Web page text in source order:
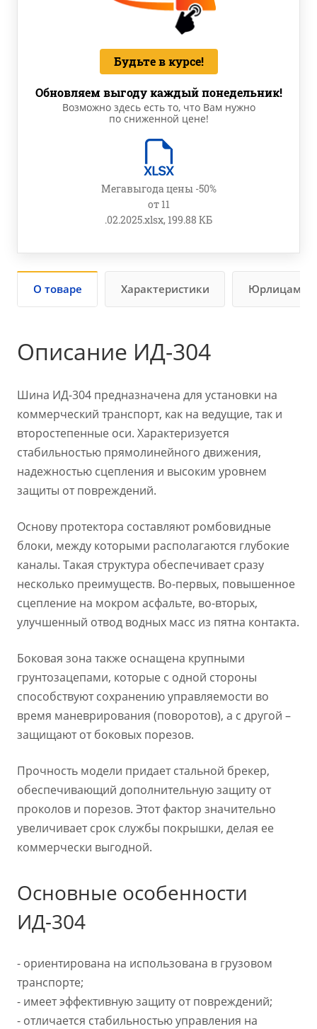
Будьте в курсе!
Обновляем выгоду каждый понедельник!
Возможно здесь есть то, что Вам нужно
по сниженной цене!
Мегавыгода цены -50%
от 11
.02.2025.xlsx, 199.88 КБ
О товаре Характеристики Юрлицам
Описание ИД-304
Шина ИД-304 предназначена для установки на
коммерческий транспорт, как на ведущие, так и
второстепенные оси. Характеризуется
стабильностью прямолинейного движения,
надежностью сцепления и высоким уровнем
защиты от повреждений.
Основу протектора составляют ромбовидные
блоки, между которыми располагаются глубокие
каналы. Такая структура обеспечивает сразу
несколько преимуществ. Во-первых, повышенное
сцепление на мокром асфальте, во-вторых,
улучшенный отвод водных масс из пятна контакта.
Боковая зона также оснащена крупными
грунтозацепами, которые с одной стороны
способствуют сохранению управляемости во
время маневрирования (поворотов), а с другой –
защищают от боковых порезов.
Прочность модели придает стальной брекер,
обеспечивающий дополнительную защиту от
проколов и порезов. Этот фактор значительно
увеличивает срок службы покрышки, делая ее
коммерчески выгодной.
Основные особенности
ИД-304
- ориентирована на использована в грузовом
транспорте;
- имеет эффективную защиту от повреждений;
- отличается стабильностью управления на